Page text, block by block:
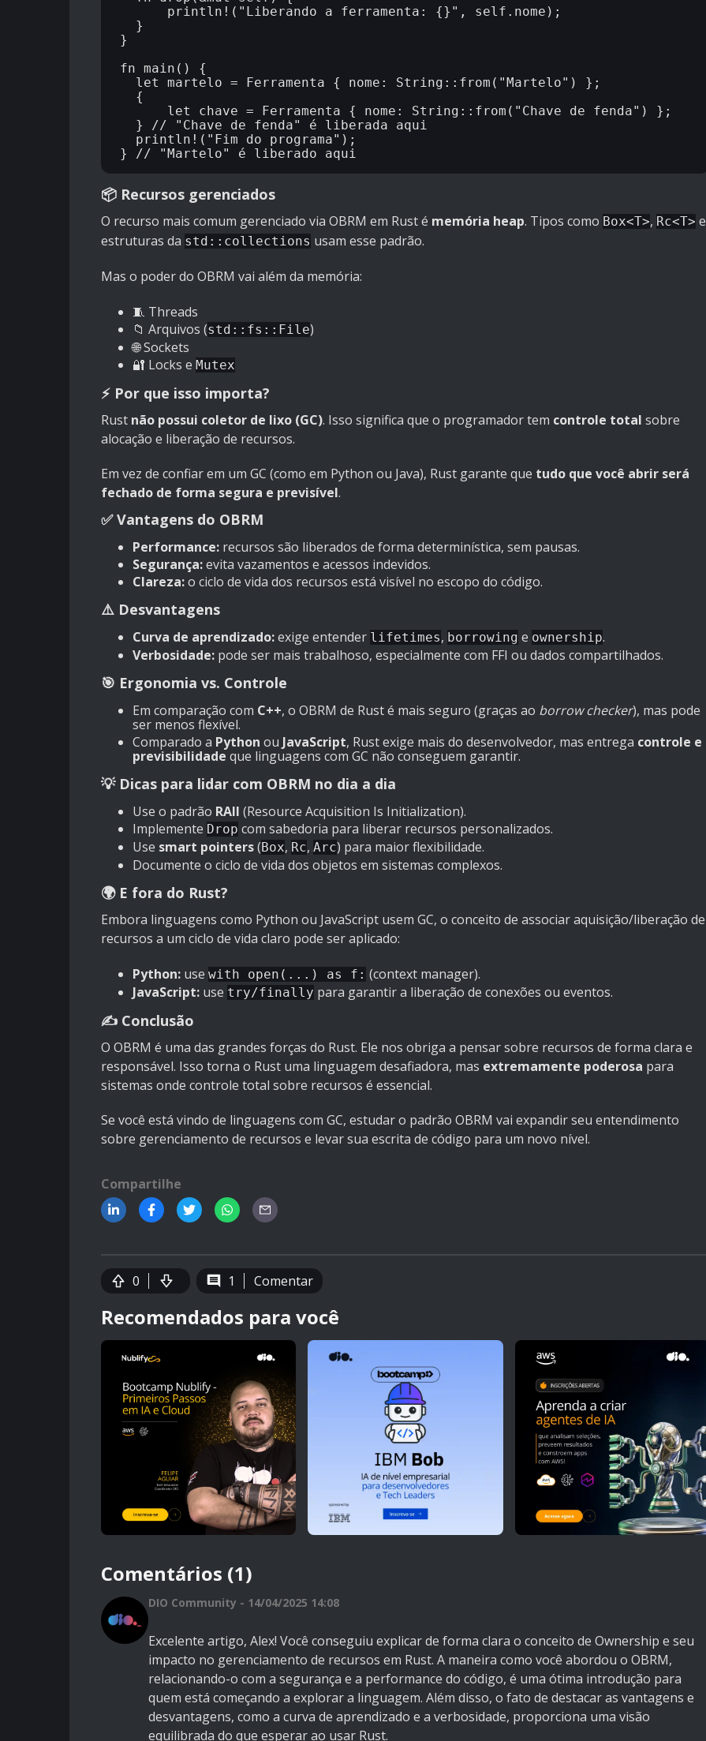
}
fn main() {
📦 Recursos gerenciados
O recurso mais comum gerenciado via OBRM em Rust é memória heap. Tipos como Box<T>, Rc<T> e
estruturas da std::collections usam esse padrão.
Mas o poder do OBRM vai além da memória:
🧵 Threads
📁 Arquivos (std::fs::File)
🌐 Sockets
🔐 Locks e Mutex
⚡ Por que isso importa?
Rust não possui coletor de lixo (GC). Isso significa que o programador tem controle total sobre
alocação e liberação de recursos.
Em vez de confiar em um GC (como em Python ou Java), Rust garante que tudo que você abrir será
fechado de forma segura e previsível.
✅ Vantagens do OBRM
Performance: recursos são liberados de forma determinística, sem pausas.
Segurança:evita vazamentos e acessos indevidos.
Clareza:o ciclo de vida dos recursos está visível no escopo do código.
⚠️ Desvantagens
Curva de aprendizado:exige entender lifetimes, borrowing e ownership.
Verbosidade: pode ser mais trabalhoso, especialmente com FFI ou dados compartilhados.
🎯 Ergonomia vs. Controle
Em comparação com C++, o OBRM de Rust é mais seguro (graças ao borrow checker), mas pode
ser menos flexível.
Comparado a Python ou JavaScript, Rust exige mais do desenvolvedor, mas entrega controle e
previsibilidade que linguagens com GC não conseguem garantir.
💡 Dicas para lidar com OBRM no dia a dia
Use o padrão RAII (Resource Acquisition Is Initialization).
Implemente Drop com sabedoria para liberar recursos personalizados.
Use smart pointers( Box, Rc, Arc) para maior flexibilidade.
Documente o ciclo de vida dos objetos em sistemas complexos.
🌍 E fora do Rust?
Embora linguagens como Python ou JavaScript usem GC, o conceito de associar aquisição/liberação de
recursos a um ciclo de vida claro pode ser aplicado:
Python: use with open(...) as f: (context manager).
JavaScript: use try/finally para garantir a liberação de conexões ou eventos.
✍️ Conclusão
O OBRM é uma das grandes forças do Rust. Ele nos obriga a pensar sobre recursos de forma clara e
responsável. Isso torna o Rust uma linguagem desafiadora, mas extremamente poderosa para
sistemas onde controle total sobre recursos é essencial.
Se você está vindo de linguagens com GC, estudar o padrão OBRM vai expandir seu entendimento
sobre gerenciamento de recursos e levar sua escrita de código para um novo nível.
Compartilhe
0 1 Comentar
Recomendados para você
Comentários (1)
DIO Community - 14/04/2025 14:08
Excelente artigo, Alex! Você conseguiu explicar de forma clara o conceito de Ownership e seu
impacto no gerenciamento de recursos em Rust. A maneira como você abordou o OBRM,
relacionando-o com a segurança e a performance do código, é uma ótima introdução para
quem está começando a explorar a linguagem. Além disso, o fato de destacar as vantagens e
desvantagens, como a curva de aprendizado e a verbosidade, proporciona uma visão
equilibrada do que esperar ao usar Rust.